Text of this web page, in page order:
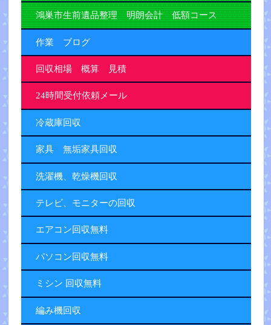
鴻巣市生前遺品整理 明朗会計 低額コース
作業 ブログ
回収相場 概算 見積
24時間受付依頼メール
冷蔵庫回収
家具 無垢家具回収
洗濯機、乾燥機回収
テレビ、モニターの回収
エアコン回収無料
パソコン回収無料
ミシン 回収無料
編み機回収